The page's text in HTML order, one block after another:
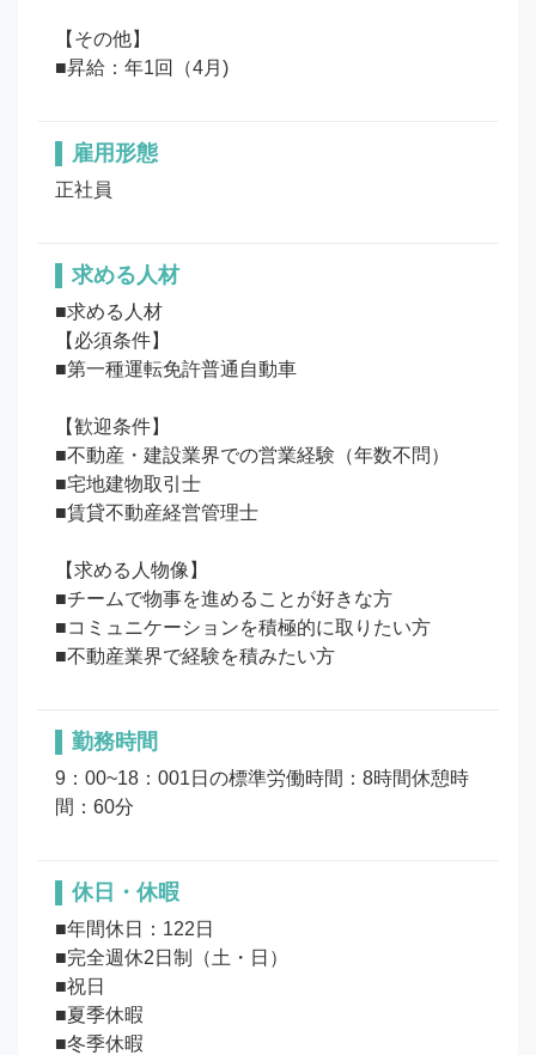
【その他】
■昇給：年1回（4月)
雇用形態
正社員
求める人材
■求める人材
【必須条件】
■第一種運転免許普通自動車
【歓迎条件】
■不動産・建設業界での営業経験（年数不問）
■宅地建物取引士
■賃貸不動産経営管理士
【求める人物像】
■チームで物事を進めることが好きな方
■コミュニケーションを積極的に取りたい方
勤務時間
9：00~18：001日の標準労働時間：8時間休憩時
間：60分
休日・休暇
■年間休日：122日
■完全週休2日制（土・日）
■祝日
■夏季休暇
■冬季休暇